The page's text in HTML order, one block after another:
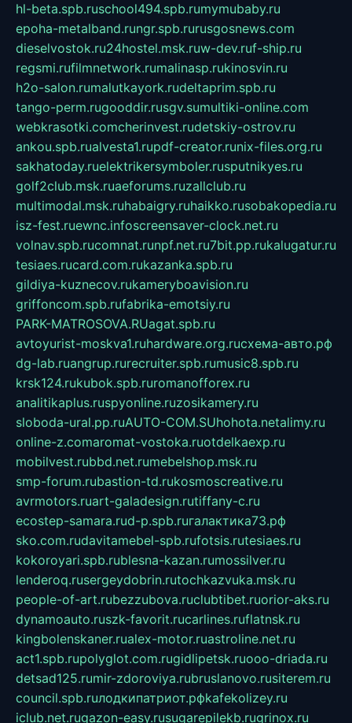
hl-beta.spb.ruschool494.spb.rumymubaby.ru
epoha-metalband.rungr.spb.rurusgosnews.com
dieselvostok.ru24hostel.msk.ruw-dev.ruf-ship.ru
regsmi.rufilmnetwork.rumalinasp.rukinosvin.ru
h2o-salon.rumalutkayork.rudeltaprim.spb.ru
tango-perm.rugooddir.rusgv.sumultiki-online.com
webkrasotki.comcherinvest.rudetskiy-ostrov.ru
ankou.spb.rualvesta1.rupdf-creator.runix-files.org.ru
sakhatoday.ruelektrikersymboler.rusputnikyes.ru
golf2club.msk.ruaeforums.ruzallclub.ru
multimodal.msk.ruhabaigry.ruhaikko.rusobakopedia.ru
isz-fest.ruewnc.infoscreensaver-clock.net.ru
volnav.spb.rucomnat.runpf.net.ru7bit.pp.rukalugatur.ru
tesiaes.rucard.com.rukazanka.spb.ru
gildiya-kuznecov.rukameryboavision.ru
griffoncom.spb.rufabrika-emotsiy.ru
PARK-MATROSOVA.RUagat.spb.ru
avtoyurist-moskva1.ruhardware.org.ruсхема-авто.рф
dg-lab.ruangrup.rurecruiter.spb.rumusic8.spb.ru
krsk124.rukubok.spb.ruromanofforex.ru
analitikaplus.ruspyonline.ruzosikamery.ru
sloboda-ural.pp.ruAUTO-COM.SUhohota.netalimy.ru
online-z.comaromat-vostoka.ruotdelkaexp.ru
mobilvest.rubbd.net.rumebelshop.msk.ru
smp-forum.rubastion-td.rukosmoscreative.ru
avrmotors.ruart-galadesign.rutiffany-c.ru
ecostep-samara.rud-p.spb.ruгалактика73.рф
sko.com.rudavitamebel-spb.rufotsis.rutesiaes.ru
kokoroyari.spb.rublesna-kazan.rumossilver.ru
lenderoq.rusergeydobrin.rutochkazvuka.msk.ru
people-of-art.rubezzubova.ruclubtibet.ruorior-aks.ru
dynamoauto.ruszk-favorit.rucarlines.ruflatnsk.ru
kingbolenskaner.rualex-motor.ruastroline.net.ru
act1.spb.rupolyglot.com.rugidlipetsk.ruooo-driada.ru
detsad125.rumir-zdoroviya.rubruslanovo.rusiterem.ru
council.spb.ruлодкипатриот.рфkafekolizey.ru
iclub.net.rugazon-easy.rusugarepilekb.rugrinox.ru